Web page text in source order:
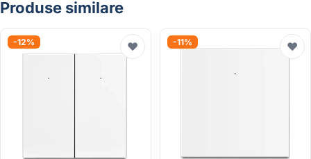
Produse similare
-12% ♥ -11% ♥